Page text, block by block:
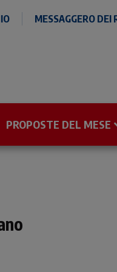
MESSAGGERO DEI
PROPOSTE DEL MESE